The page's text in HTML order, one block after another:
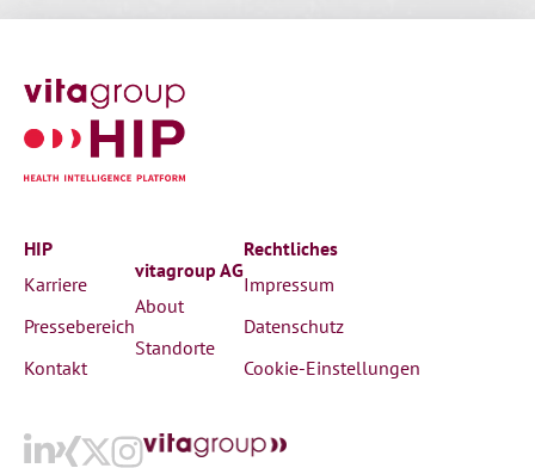
HIP
Karriere
Pressebereich
Kontakt
vitagroup AG
About
Standorte
Rechtliches
Impressum
Datenschutz
Cookie-Einstellungen